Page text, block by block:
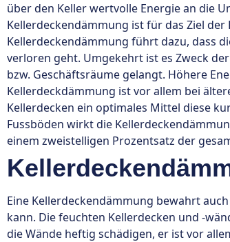
über den Keller wertvolle Energie an die
Kellerdeckendämmung ist für das Ziel
Kellerdeckendämmung führt dazu, dass
verloren geht. Umgekehrt ist es Zweck
bzw. Geschäftsräume gelangt. Höhere
Kellerdeckdämmung ist vor allem bei
Kellerdecken ein optimales Mittel diese
Fussböden wirkt die
einem zweistelligen Prozentsatz der
Eine Kellerdeckendämmung bewahrt
kann. Die feuchten Kellerdecken und -
die Wände heftig schädigen, er ist vor